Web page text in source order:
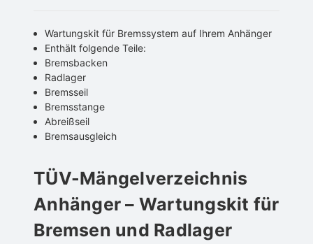
Wartungskit für Bremssystem auf Ihrem Anhänger
Enthält folgende Teile:
Bremsbacken
Radlager
Bremsseil
Bremsstange
Abreißseil
Bremsausgleich
TÜV-Mängelverzeichnis
Anhänger – Wartungskit für
Bremsen und Radlager